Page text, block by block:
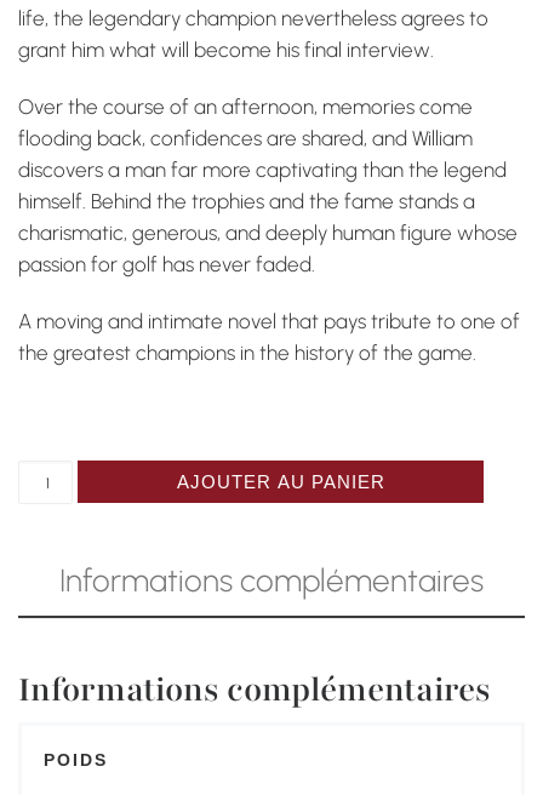
life, the legendary champion nevertheless agrees to
grant him what will become his final interview.
Over the course of an afternoon, memories come
flooding back, confidences are shared, and William
discovers a man far more captivating than the legend
himself. Behind the trophies and the fame stands a
charismatic, generous, and deeply human figure whose
passion for golf has never faded.
A moving and intimate novel that pays tribute to one of
the greatest champions in the history of the game.
AJOUTER AU PANIER
Informations complémentaires
Informations complémentaires
POIDS